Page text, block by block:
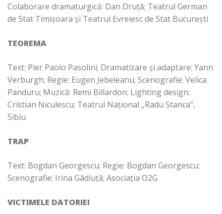
Colaborare dramaturgică: Dan Druță; Teatrul German
de Stat Timișoara și Teatrul Evreiesc de Stat București
TEOREMA
Text: Pier Paolo Pasolini; Dramatizare și adaptare: Yann
Verburgh; Regie: Eugen Jebeleanu; Scenografie: Velica
Panduru; Muzică: Remi Billardon; Lighting design:
Cristian Niculescu; Teatrul Național „Radu Stanca”,
Sibiu
TRAP
Text: Bogdan Georgescu; Regie: Bogdan Georgescu;
Scenografie: Irina Gâdiuță; Asociația O2G
VICTIMELE DATORIEI